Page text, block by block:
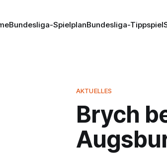
Bundesliga-SpielplanBundesliga-Tippspiel
AKTUELLES
Brych